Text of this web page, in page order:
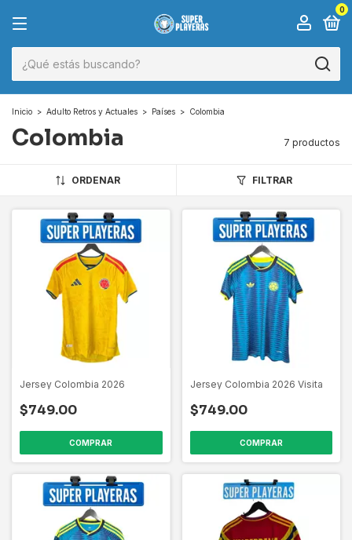
0
Inicio > Adulto Retros y Actuales > Países > Colombia
Colombia 7 productos
ORDENAR FILTRAR
Jersey Colombia 2026
$749.00
COMPRAR
Jersey Colombia 2026 Visita
$749.00
COMPRAR